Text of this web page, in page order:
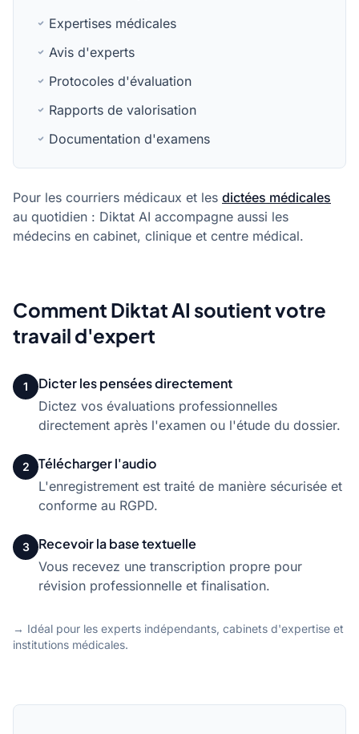
Expertises médicales
Avis d'experts
Protocoles d'évaluation
Rapports de valorisation
Documentation d'examens
Pour les courriers médicaux et les dictées médicales
au quotidien : Diktat AI accompagne aussi les
médecins en cabinet, clinique et centre médical.
Comment Diktat AI soutient votre
travail d'expert
1 Dicter les pensées directement
Dictez vos évaluations professionnelles
directement après l'examen ou l'étude du dossier.
2 Télécharger l'audio
L'enregistrement est traité de manière sécurisée et
conforme au RGPD.
3 Recevoir la base textuelle
Vous recevez une transcription propre pour
révision professionnelle et finalisation.
→ Idéal pour les experts indépendants, cabinets d'expertise et
institutions médicales.